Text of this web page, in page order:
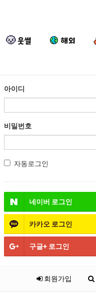
웃썰 해외
아이디
비밀번호
자동로그인
네이버 로그인
카카오 로그인
구글+ 로그인
회원가입